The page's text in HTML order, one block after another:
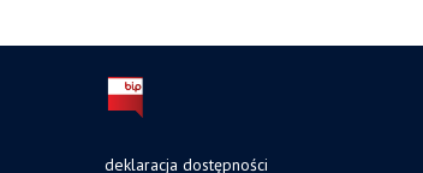
deklaracja dostępności